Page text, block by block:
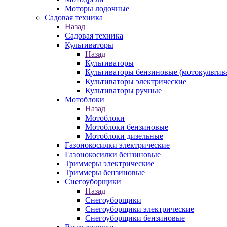
Моторы лодочные
Садовая техника
Назад
Садовая техника
Культиваторы
Назад
Культиваторы
Культиваторы бензиновые
Культиваторы электрические
Культиваторы ручные
Мотоблоки
Назад
Мотоблоки
Мотоблоки бензиновые
Мотоблоки дизельные
Газонокосилки электрические
Газонокосилки бензиновые
Триммеры электрические
Триммеры бензиновые
Снегоуборщики
Назад
Снегоуборщики
Снегоуборщики электрические
Снегоуборщики бензиновые